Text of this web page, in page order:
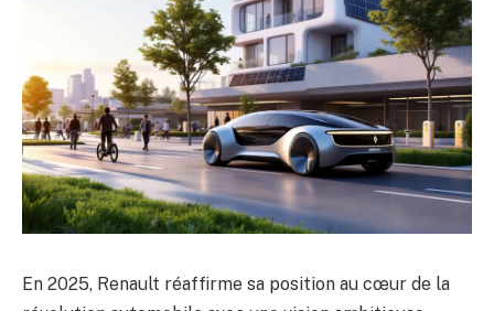
En 2025, Renault réaffirme sa position au cœur de la